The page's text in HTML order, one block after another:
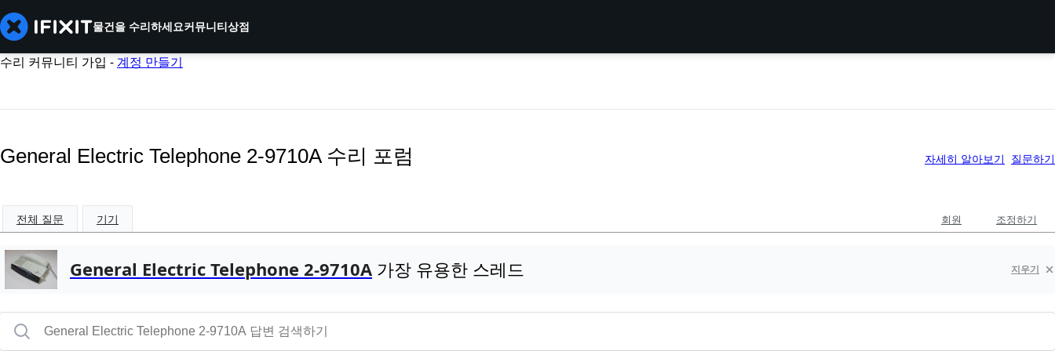
물건을 수리하세요커뮤니티상점
수리 커뮤니티 가입 -계정 만들기
General Electric Telephone 2-9710A 수리 포럼 자세히 알아보기 질문하기
전체 질문 기기 회원 조정하기
General Electric Telephone 2-9710A 가장 유용한 스레드 지우기